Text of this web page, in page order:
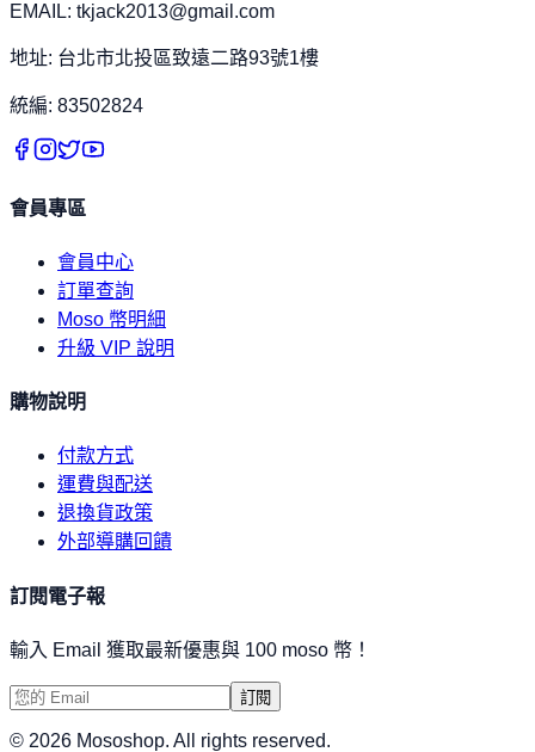
EMAIL: tkjack2013@gmail.com
地址: 台北市北投區致遠二路93號1樓
統編: 83502824
會員專區
會員中心
訂單查詢
Moso 幣明細
升級 VIP 說明
購物說明
付款方式
運費與配送
退換貨政策
外部導購回饋
訂閱電子報
輸入 Email 獲取最新優惠與 100 moso 幣！
訂閱
© 2026 Mososhop. All rights reserved.